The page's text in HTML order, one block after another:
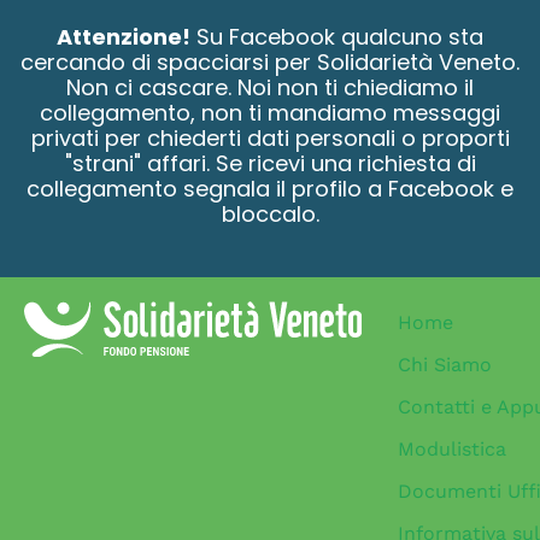
Attenzione! Su Facebook qualcuno sta
cercando di spacciarsi per Solidarietà Veneto.
Non ci cascare. Noi non ti chiediamo il
collegamento, non ti mandiamo messaggi
privati per chiederti dati personali o proporti
"strani" affari. Se ricevi una richiesta di
collegamento segnala il profilo a Facebook e
bloccalo.
Home
Chi Siamo
Contatti e
Modulistica
Documenti
Informativa